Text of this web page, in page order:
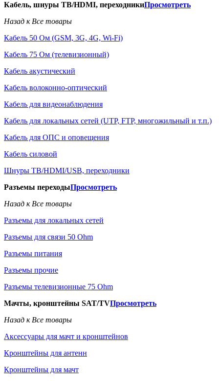
Кабель, шнуры ТВ/HDMI, переходникиПросмотреть
Назад к Все товары
Кабель 50 Ом (GSM, 3G, 4G, Wi-Fi)
Кабель 75 Ом (телевизионный)
Кабель акустический
Кабель волоконно-оптический
Кабель для видеонаблюдения
Кабель для локальных сетей (UTP, FTP, многожильный и т.п.)
Кабель для ОПС и оповещения
Кабель силовой
Шнуры ТВ/HDMI/USB, переходники
Разъемы переходыПросмотреть
Назад к Все товары
Разъемы для локальных сетей
Разъемы для связи 50 Ohm
Разъемы питания
Разъемы прочие
Разъемы телевизионные 75 Ohm
Мачты, кронштейны SAT/TVПросмотреть
Назад к Все товары
Аксессуары для мачт и кронштейнов
Кронштейны для антенн
Кронштейны для мачт